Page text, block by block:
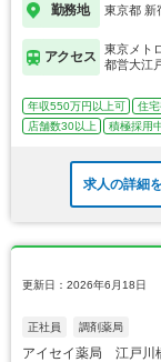
勤務地 東京都 新
アクセス
東京メト
都営大江
年収550万円以上可 住
店舗数30以上
積極採用
求人の詳細
更新日：2026年6月18日
正社員 調剤薬局
アイセイ薬局 江戸川